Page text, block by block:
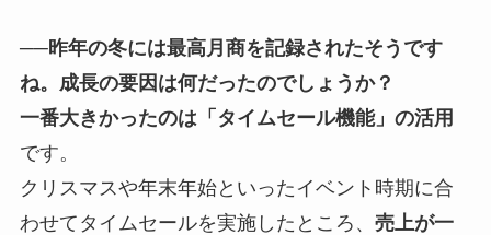
──昨年の冬には最高月商を記録されたそうです
ね。成長の要因は何だったのでしょうか？
一番大きかったのは「タイムセール機能」の活用
です。
クリスマスや年末年始といったイベント時期に合
わせてタイムセールを実施したところ、 売上が一